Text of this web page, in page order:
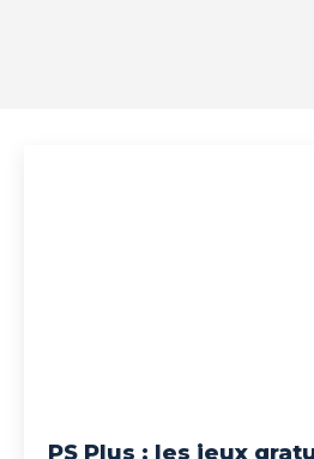
PS Plus : les jeux